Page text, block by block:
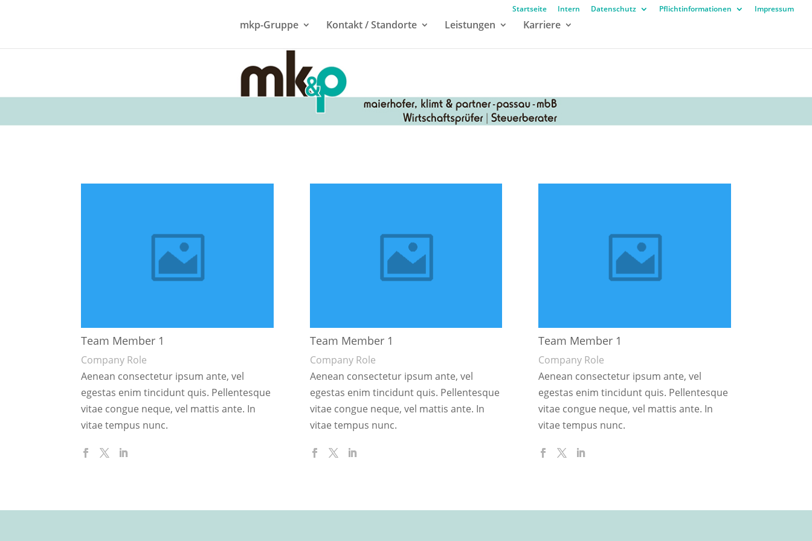
Startseite Intern Datenschutz Pflichtinformationen Impressum
mkp-Gruppe Kontakt / Standorte Leistungen Karriere
Team Member 1
Company Role
Aenean consectetur ipsum ante, vel
egestas enim tincidunt quis. Pellentesque
vitae congue neque, vel mattis ante. In
vitae tempus nunc.
Team Member 1
Company Role
Aenean consectetur ipsum ante, vel
egestas enim tincidunt quis. Pellentesque
vitae congue neque, vel mattis ante. In
vitae tempus nunc.
Team Member 1
Company Role
Aenean consectetur ipsum ante, vel
egestas enim tincidunt quis. Pellentesque
vitae congue neque, vel mattis ante. In
vitae tempus nunc.